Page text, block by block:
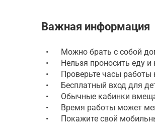
Важная информация
•
Можно брать с собой
•
Нельзя проносить еду и
•
Проверьте часы
•
Бесплатный вход для
•
Обычные кабинки
•
Время работы может
•
Покажите свой